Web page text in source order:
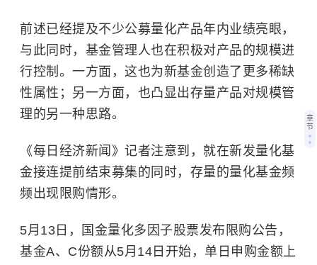
前述已经提及不少公募量化产品年内业绩亮眼，
与此同时，基金管理人也在积极对产品的规模进
行控制。一方面，这也为新基金创造了更多稀缺
性属性；另一方面，也凸显出存量产品对规模管
理的另一种思路。
《每日经济新闻》记者注意到，就在新发量化基
金接连提前结束募集的同时，存量的量化基金频
频出现限购情形。
5月13日，国金量化多因子股票发布限购公告，
基金A、C份额从5月14日开始，单日申购金额上
章
节